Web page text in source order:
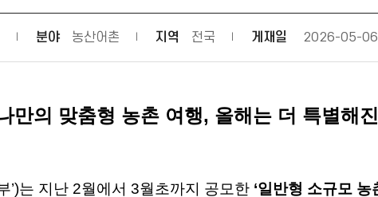
분야 농산어촌 지역 전국 게재일 2026-05-06